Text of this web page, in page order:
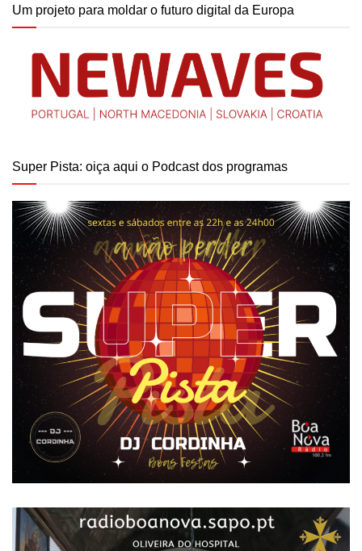
Um projeto para moldar o futuro digital da Europa
Super Pista: oiça aqui o Podcast dos programas